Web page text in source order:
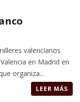
valencianos
en Madrid en
organiza...
LEER MÁS